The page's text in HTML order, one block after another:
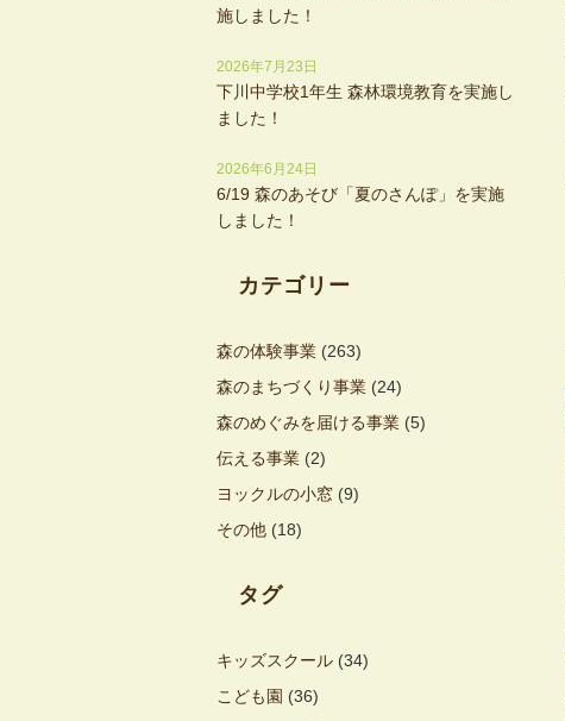
施しました！
2026年7月23日
下川中学校1年生 森林環境教育を実施し
ました！
2026年6月24日
6/19 森のあそび「夏のさんぽ」を実施
しました！
カテゴリー
森の体験事業 (263)
森のまちづくり事業 (24)
森のめぐみを届ける事業 (5)
伝える事業 (2)
ヨックルの小窓 (9)
その他 (18)
タグ
キッズスクール (34)
こども園 (36)